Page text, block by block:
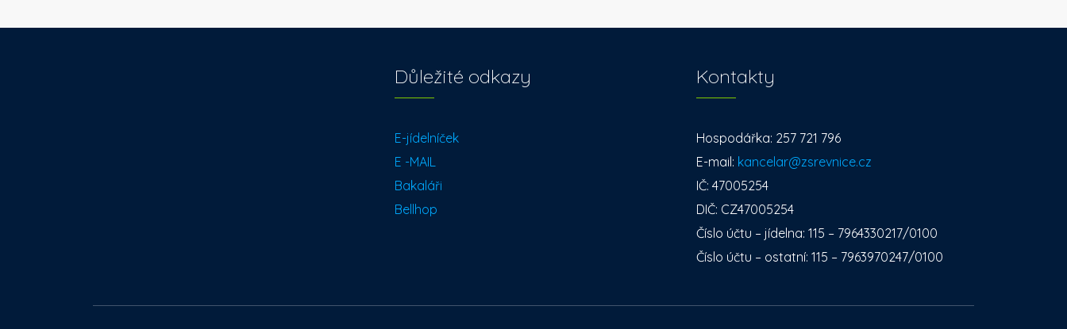
Důležité odkazy
E-jídelníček
E -MAIL
Bakaláři
Bellhop
Kontakty
Hospodářka: 257 721 796
E-mail: kancelar@zsrevnice.cz
IČ: 47005254
DIČ: CZ47005254
Číslo účtu – jídelna: 115 – 7964330217/0100
Číslo účtu – ostatní: 115 – 7963970247/0100